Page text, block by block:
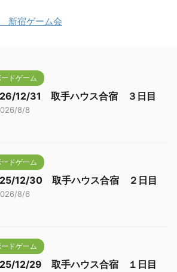
新宿ゲーム会
ドゲーム
12/31 取手ハウス合宿 ３日目
8/8
ドゲーム
12/30 取手ハウス合宿 ２日目
8/6
ドゲーム
12/29 取手ハウス合宿 １日目